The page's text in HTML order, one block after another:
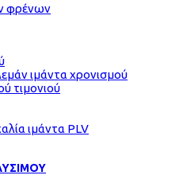
φρένων
ιμάντα χρονισμού
τιμονιού
ιμάντα PLV